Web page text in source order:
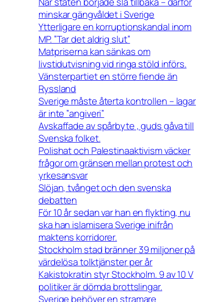
minskar gängvåldet i Sverige
Ytterligare en korruptionskandal inom
MP. ”Tar det aldrig slut”
Matpriserna kan sänkas om
livstidutvisning vid ringa stöld införs.
Vänsterpartiet en större fiende än
Ryssland
Sverige måste återta kontrollen – lagar
är inte ”angiveri”
Avskaffade av spårbyte , guds gåva till
Svenska folket.
Polishat och Palestinaaktivism väcker
frågor om gränsen mellan protest och
yrkesansvar
Slöjan, tvånget och den svenska
debatten
För 10 år sedan var han en flykting, nu
ska han islamisera Sverige inifrån
maktens korridorer.
Stockholm stad bränner 39 miljoner på
värdelösa tolktjänster per år
Kakistokratin styr Stockholm. 9 av 10 V
politiker är dömda brottslingar.
Sverige behöver en stramare